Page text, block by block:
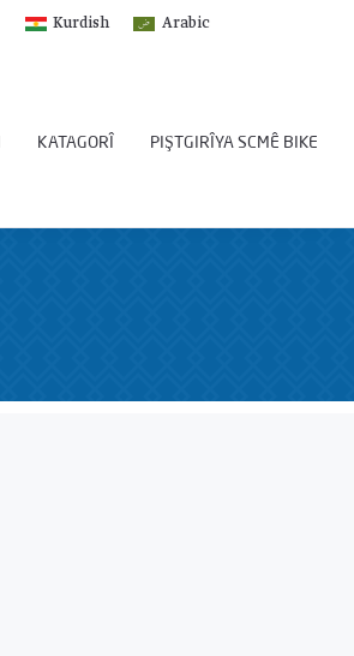
Arabic
Kurdish
KATAGORÎ PIŞTGIRÎYA SCMÊ BIKE